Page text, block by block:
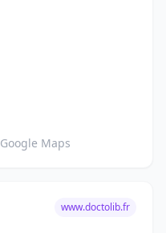
Google Maps
www.doctolib.fr